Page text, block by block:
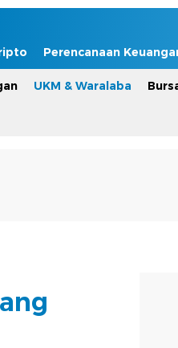
Perencanaan
UKM & Waralaba